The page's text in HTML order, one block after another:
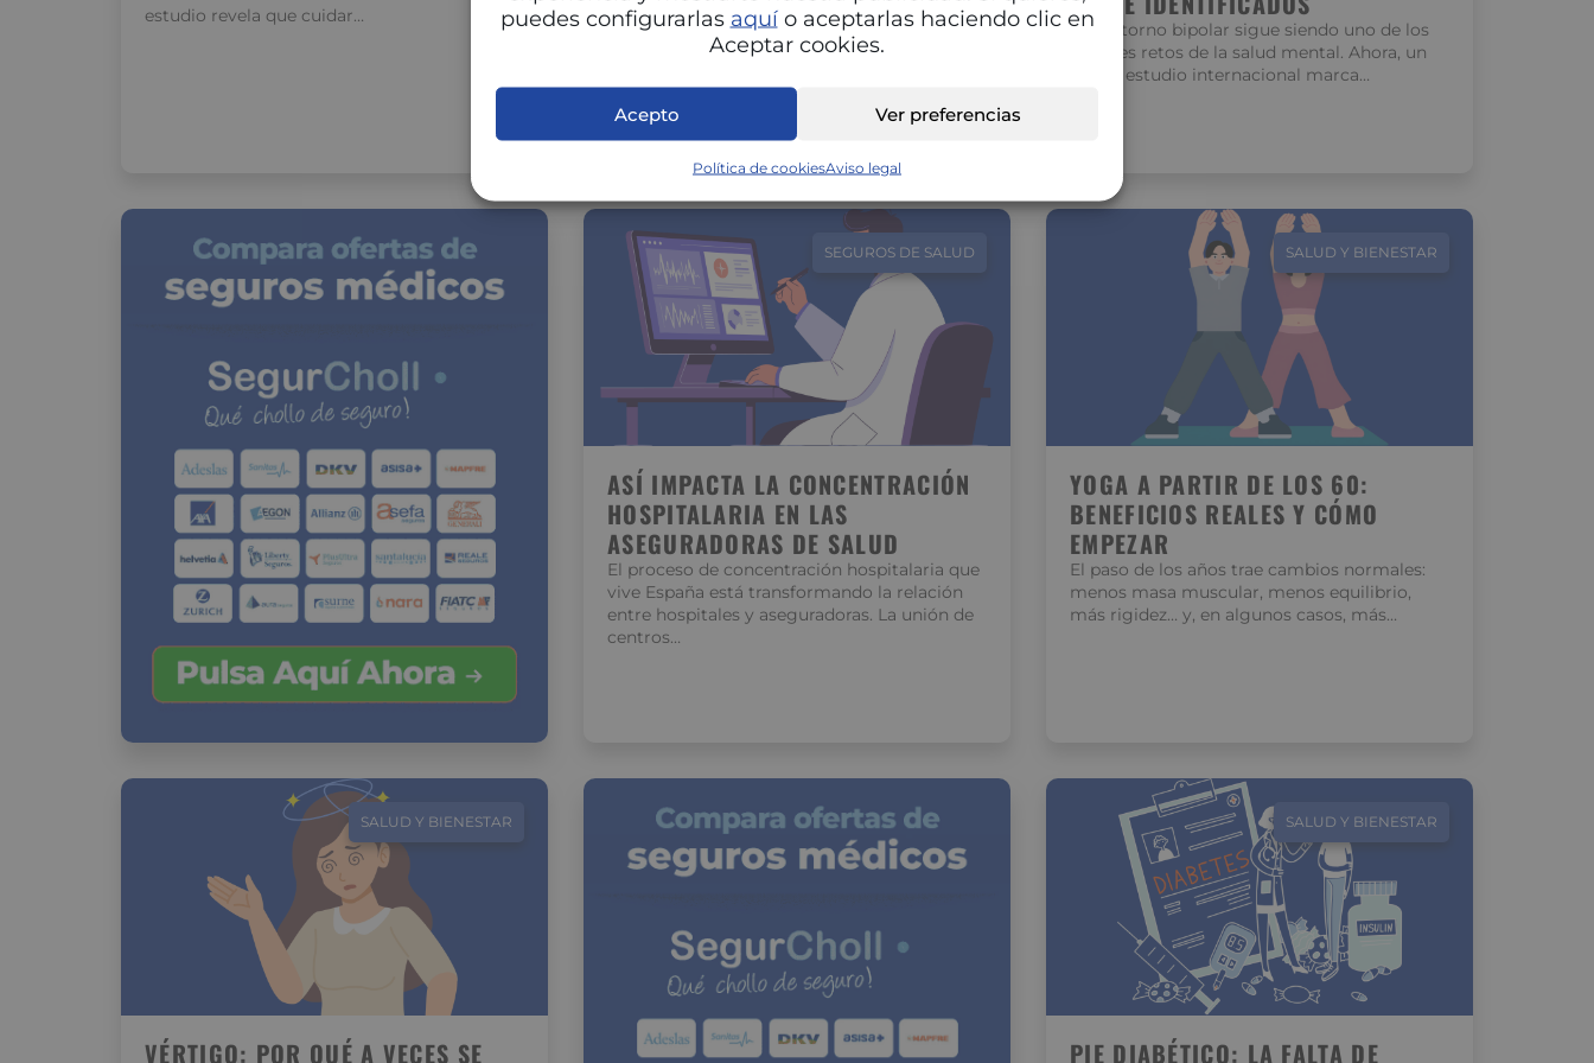
puedes configurarlas aquío aceptarlas haciendo clic en
Aceptar cookies.
Acepto Ver preferencias
Política de cookiesAviso legal
estudio revela que cuidar…
menstrual puede marcar una gran diferencia
en tu energía, estado de ánimo…
El trastorno bipolar sigue siendo uno de los
grandes retos de la salud mental. Ahora, un
nuevo estudio internacional marca…
SEGUROS DE SALUD
ASÍ IMPACTA LA CONCENTRACIÓN
HOSPITALARIA EN LAS
ASEGURADORAS DE SALUD
El proceso de concentración hospitalaria que
vive España está transformando la relación
entre hospitales y aseguradoras. La unión de
centros…
SALUD Y BIENESTAR
YOGA A PARTIR DE LOS 60:
BENEFICIOS REALES Y CÓMO
EMPEZAR
El paso de los años trae cambios normales:
menos masa muscular, menos equilibrio,
más rigidez… y, en algunos casos, más…
SALUD Y BIENESTAR
VÉRTIGO: POR QUÉ A VECES SE
SALUD Y BIENESTAR
PIE DIABÉTICO: LA FALTA DE